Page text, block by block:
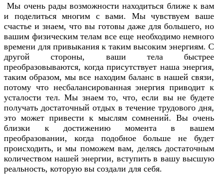
Мы очень рады возможности находиться ближе к вам
и поделиться многим с вами. Мы чувствуем ваше
счастье и знаем, что вы готовы даже для большего, но
вашим физическим телам все еще необходимо немного
времени для привыкания к таким высоким энергиям. С
другой стороны, ваши тела быстрее
преобразовываются, когда присутствует наша энергия,
таким образом, мы все находим баланс в нашей связи,
потому что несбалансированная энергия приводит к
усталости тел. Мы знаем то, что, если вы не будете
получать достаточный отдых в течение трудового дня,
это может привести к мыслям сомнений. Вы очень
близки к достижению момента в вашем
преобразовании, когда подобное больше не будет
происходить, и мы поможем вам, делясь достаточным
количеством нашей энергии, вступить в вашу высшую
реальность, которую вы создали для себя.